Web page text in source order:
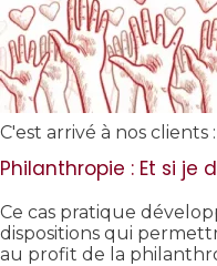
C'est arrivé à nos clients
Philanthropie : Et si
Ce cas pratique
dispositions qui
au profit de la